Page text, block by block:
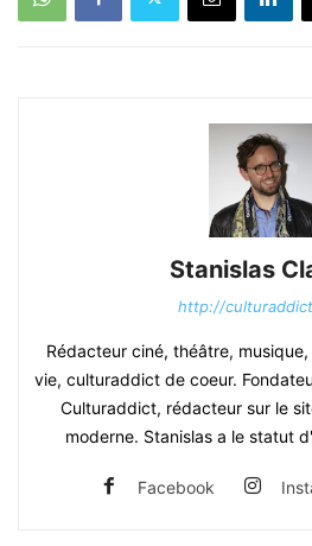
Stanislas
http://
Rédacteur ciné, théâtre,
vie, culturaddict de coeur.
Culturaddict, rédacteur sur le
moderne. Stanislas a le statut
Facebook